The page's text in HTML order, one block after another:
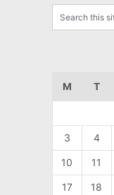
M T
3 4
10 11
17 18